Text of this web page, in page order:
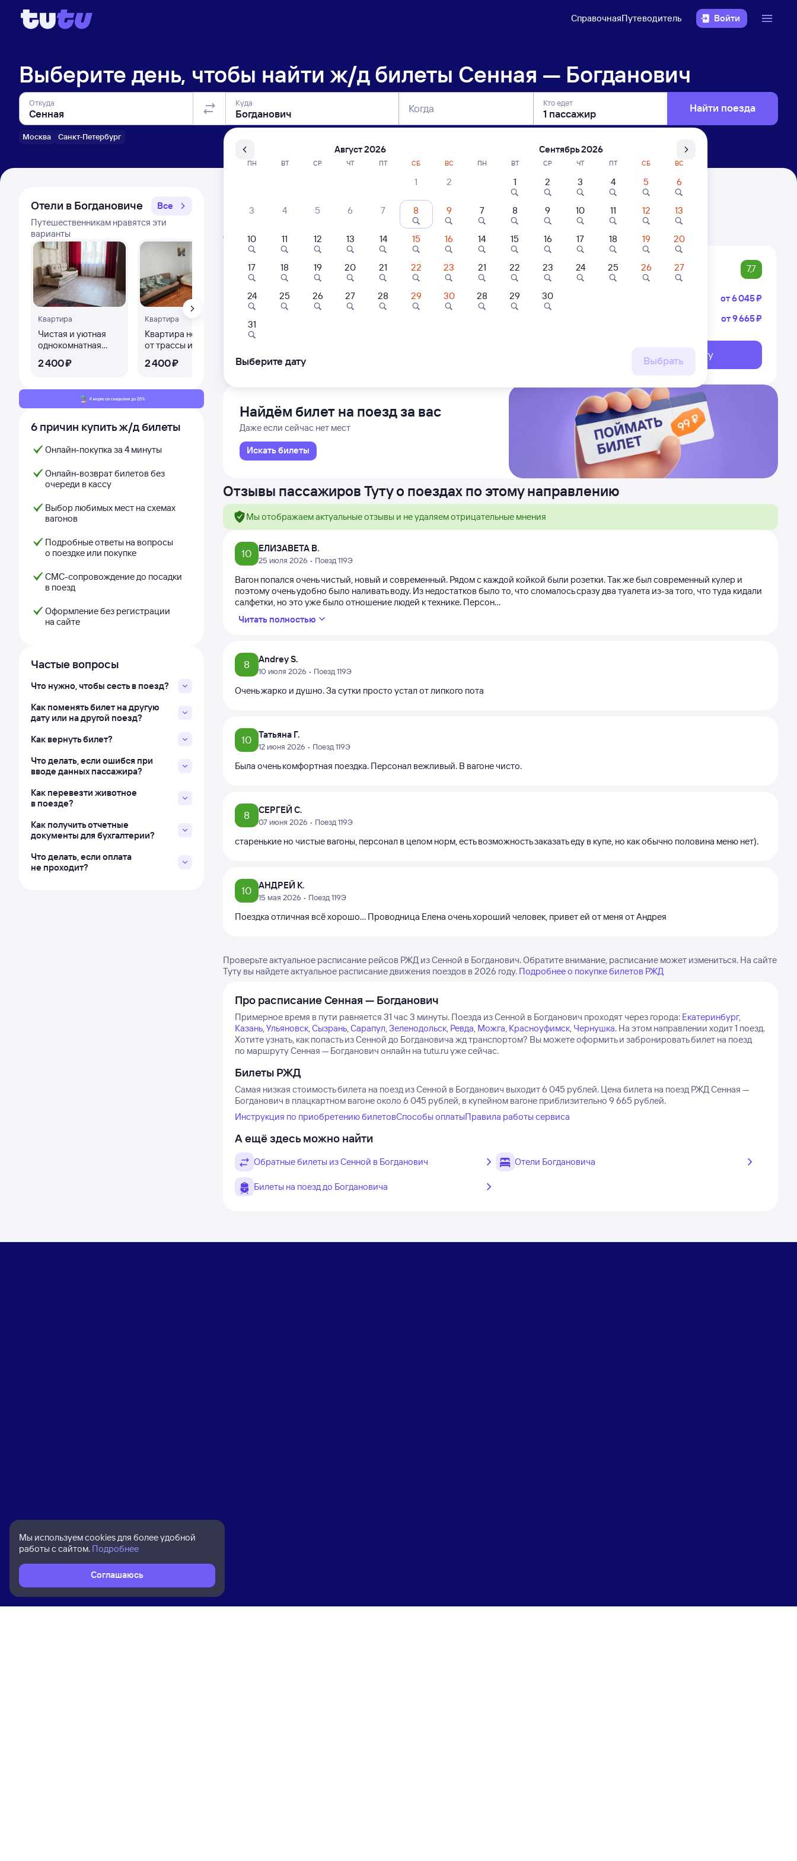
СправочнаяПутеводитель Войти
Выберите день, чтобы найти ж/д билеты Сенная — Богданович
Откуда
Москва Санкт-Петербург
Куда Когда Кто едет Найти поезда
Отели в Богдановиче
Все
Путешественникам нравятся эти
варианты
Квартира
Чистая и уютная
однокомнатная
2 ⁠400 ⁠₽
Квартира
Квартира недалеко
от трассы и парка
2 ⁠400 ⁠₽
Показать
6 причин купить ж/д билеты
Онлайн-покупка за 4 минуты
Онлайн-возврат билетов без
очереди в кассу
Выбор любимых мест на схемах
вагонов
Подробные ответы на вопросы
о поездке или покупке
СМС-сопровождение до посадки
в поезд
Оформление без регистрации
на сайте
Частые вопросы
Что нужно, чтобы сесть в поезд?
Как поменять билет на другую
дату или на другой поезд?
Как вернуть билет?
Что делать, если ошибся при
вводе данных пассажира?
Как перевезти животное
в поезде?
Как получить отчетные
документы для бухгалтерии?
Что делать, если оплата
не проходит?
Расписание поездов Сенная — Богданович
Открыта продажа билетов на 5 ноября. Отправление и прибытие по местному времени. Цены за 1 пассажира
119Э Проходящий 7,7
Сенная
Сенной
из Кисловодска
00:27 08:30
Дни следованияближайшие: 8, 12, 16 августа
от6 ⁠045 ⁠₽
от9 ⁠665 ⁠₽
Выберите дату
Найдём билет на поезд за вас
Даже если сейчас нет мест
Искать билеты
Отзывы пассажиров Туту о поездах по этому направлению
Мы отображаем актуальные отзывы и не удаляем отрицательные мнения
10 ЕЛИЗАВЕТА В.
25 июля 2026 • Поезд 119Э
Вагон попался очень чистый, новый и современный. Рядом с каждой койкой были розетки. Так же был современный кулер и
поэтому очень удобно было наливать воду. Из недостатков было то, что сломалось сразу два туалета из-за того, что туда кидали
салфетки, но это уже было отношение людей к технике. Персон...
Читать полностью
8 Andrey S.
10 июля 2026 • Поезд 119Э
Очень жарко и душно. За сутки просто устал от липкого пота
10 Татьяна Г.
12 июня 2026 • Поезд 119Э
Была очень комфортная поездка. Персонал вежливый. В вагоне чисто.
8 СЕРГЕЙ С.
07 июня 2026 • Поезд 119Э
старенькие но чистые вагоны, персонал в целом норм, есть возможность заказать еду в купе, но как обычно половина меню нет).
10 АНДРЕЙ К.
15 мая 2026 • Поезд 119Э
Поездка отличная всё хорошо... Проводница Елена очень хороший человек, привет ей от меня от Андрея
Проверьте актуальное расписание рейсов РЖД из Сенной в Богданович. Обратите внимание, расписание может измениться. На сайте
Туту вы найдете актуальное расписание движения поездов в 2026 году. Подробнее о покупке билетов РЖД
Про расписание Сенная — Богданович
Примерное время в пути равняется 31 час 3 минуты. Поезда из Сенной в Богданович проходят через города: Екатеринбург,
Казань,Ульяновск,Сызрань,Сарапул,Зеленодольск, Ревда, Можга, Красноуфимск, Чернушка. На этом направлении ходит 1 поезд.
Хотите узнать, как попасть из Сенной до Богдановича жд транспортом? Вы можете оформить и забронировать билет на поезд
по маршруту Сенная — Богданович онлайн на tutu.ru уже сейчас.
Билеты РЖД
Самая низкая стоимость билета на поезд из Сенной в Богданович выходит 6 045 рублей. Цена билета на поезд РЖД Сенная —
Богданович в плацкартном вагоне около 6 045 рублей, в купейном вагоне приблизительно 9 665 рублей.
Инструкция по приобретению билетовСпособы оплатыПравила работы сервиса
А ещё здесь можно найти
Обратные билеты из Сенной в Богданович Отели Богдановича
Билеты на поезд до Богдановича
Мы используем cookies для более удобной
работы с сайтом. Подробнее
Соглашаюсь
Август 2026
ПН ВТ СР ЧТ ПТ СБ ВС
1 2
3 4 5 6 7 8 9
10 11 12 13 14 15 16
17 18 19 20 21 22 23
24 25 26 27 28 29 30
31
Сентябрь 2026
ПН ВТ СР ЧТ ПТ СБ ВС
1 2 3 4 5 6
7 8 9 10 11 12 13
14 15 16 17 18 19 20
21 22 23 24 25 26 27
28 29 30
Выберите дату Выбрать